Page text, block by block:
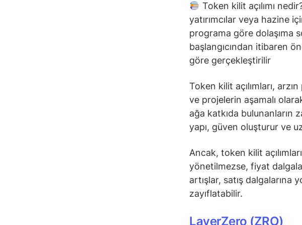
Token kilit açılımı
yatırımcılar veya hazine
programa göre dolaşıma
başlangıcından itibaren
göre gerçekleştirilir
Token kilit açılımları,
ve projelerin aşamalı
ağa katkıda bulunanların
yapı, güven oluşturur ve
Ancak, token kilit
yönetilmezse, fiyat
artışlar, satış dalgalarına
zayıflatabilir.
LayerZero (ZRO)